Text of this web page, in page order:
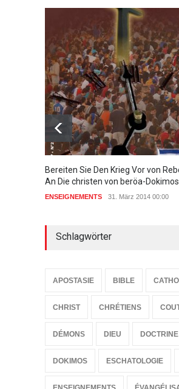
Bereiten Sie Den Krieg Vor von
An Die christen von beröa-Dokimos
ENSEIGNEMENTS 31. März 2014 00:00
Schlagwörter
APOSTASIE BIBLE
CHRIST CHRÉTIENS
DÉMONS DIEU
DOKIMOS ESCHATOLOGIE